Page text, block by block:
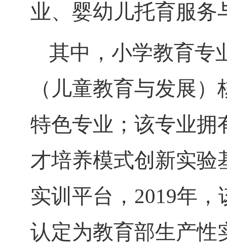
业、婴幼儿托育服务
其中，小学教育专
（儿童教育与发展
特色专业；该专业拥
才培养模式创新实验
实训平台， 2019年
认定为教育部生产性